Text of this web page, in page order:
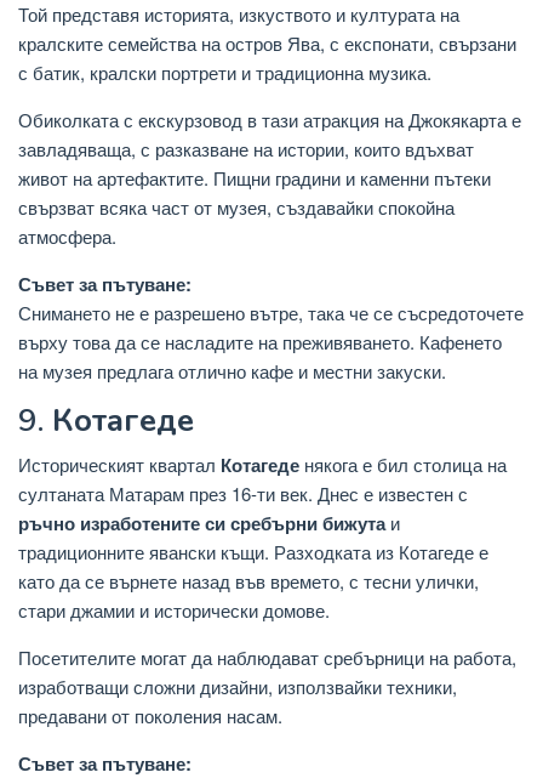
Той представя историята, изкуството и културата на
кралските семейства на остров Ява, с експонати, свързани
с батик, кралски портрети и традиционна музика.
Обиколката с екскурзовод в тази атракция на Джокякарта е
завладяваща, с разказване на истории, които вдъхват
живот на артефактите. Пищни градини и каменни пътеки
свързват всяка част от музея, създавайки спокойна
атмосфера.
Съвет за пътуване:
Снимането не е разрешено вътре, така че се съсредоточете
върху това да се насладите на преживяването. Кафенето
на музея предлага отлично кафе и местни закуски.
9. Котагеде
Историческият квартал Котагеде някога е бил столица на
султаната Матарам през 16-ти век. Днес е известен с
ръчно изработените си сребърни бижутаи
традиционните явански къщи. Разходката из Котагеде е
като да се върнете назад във времето, с тесни улички,
стари джамии и исторически домове.
Посетителите могат да наблюдават сребърници на работа,
изработващи сложни дизайни, използвайки техники,
предавани от поколения насам.
Съвет за пътуване: